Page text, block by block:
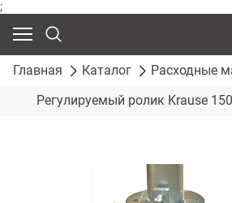
;
Главная Каталог
Расходные
Регулируемый ролик Krause